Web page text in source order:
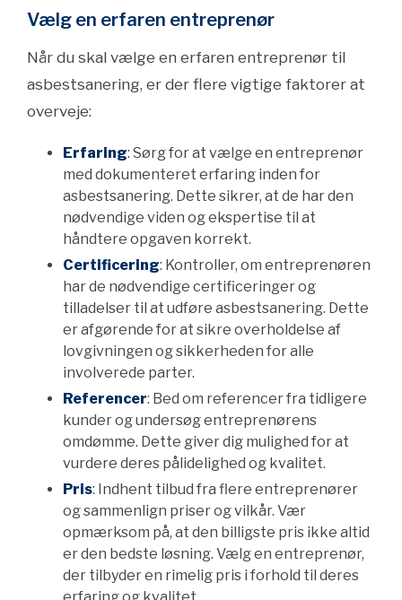
Vælg en erfaren entreprenør
Når du skal vælge en erfaren entreprenør til
asbestsanering, er der flere vigtige faktorer at
overveje:
Erfaring: Sørg for at vælge en entreprenør
med dokumenteret erfaring inden for
asbestsanering. Dette sikrer, at de har den
nødvendige viden og ekspertise til at
håndtere opgaven korrekt.
Certificering: Kontroller, om entreprenøren
har de nødvendige certificeringer og
tilladelser til at udføre asbestsanering. Dette
er afgørende for at sikre overholdelse af
lovgivningen og sikkerheden for alle
involverede parter.
Referencer: Bed om referencer fra tidligere
kunder og undersøg entreprenørens
omdømme. Dette giver dig mulighed for at
vurdere deres pålidelighed og kvalitet.
Pris: Indhent tilbud fra flere entreprenører
og sammenlign priser og vilkår. Vær
opmærksom på, at den billigste pris ikke altid
er den bedste løsning. Vælg en entreprenør,
der tilbyder en rimelig pris i forhold til deres